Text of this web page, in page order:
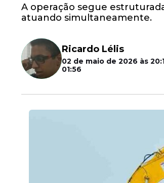
A operação segue
atuando simultaneamente.
Ricardo Lélis
02 de maio de 2026 às
01:56